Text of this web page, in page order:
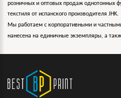
розничных и оптовых продаж однотонных
текстиля от испанского производителя JHK.
Мы работаем с корпоративными и
нанесена на единичные экземпляры, а